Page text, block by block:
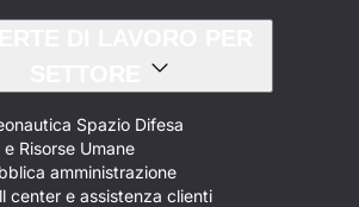
Spazio Difesa
e Risorse Umane
amministrazione
center e assistenza clienti